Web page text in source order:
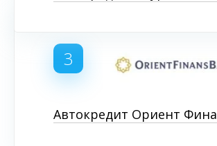
3
Автокредит Ориент